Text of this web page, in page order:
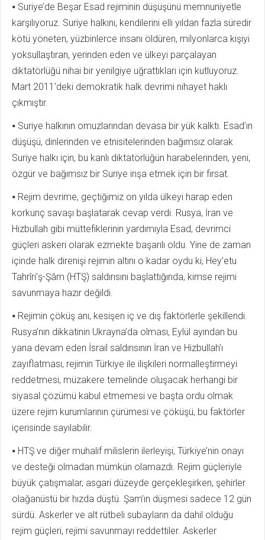
⦁ Suriye’de Beşar Esad rejiminin düşüşünü memnuniyetle
karşılıyoruz. Suriye halkını, kendilerini elli yıldan fazla süredir
kötü yöneten, yüzbinlerce insanı öldüren, milyonlarca kişiyi
yoksullaştıran, yerinden eden ve ülkeyi parçalayan
diktatörlüğü nihai bir yenilgiye uğrattıkları için kutluyoruz.
Mart 2011’deki demokratik halk devrimi nihayet haklı
çıkmıştır.
⦁ Suriye halkının omuzlarından devasa bir yük kalktı. Esad’ın
düşüşü, dinlerinden ve etnisitelerinden bağımsız olarak
Suriye halkı için, bu kanlı diktatörlüğün harabelerinden, yeni,
özgür ve bağımsız bir Suriye inşa etmek için bir fırsat.
⦁ Rejim devrime, geçtiğimiz on yılda ülkeyi harap eden
korkunç savaşı başlatarak cevap verdi. Rusya, İran ve
Hizbullah gibi müttefiklerinin yardımıyla Esad, devrimci
güçleri askeri olarak ezmekte başarılı oldu. Yine de zaman
içinde halk direnişi rejimin altını o kadar oydu ki, Hey'etu
Tahrîri'ş-Şâm (HTŞ) saldırısını başlattığında, kimse rejimi
savunmaya hazır değildi.
⦁ Rejimin çöküş anı, kesişen iç ve dış faktörlerle şekillendi.
Rusya’nın dikkatinin Ukrayna’da olması, Eylül ayından bu
yana devam eden İsrail saldırısının İran ve Hizbullah’ı
zayıflatması, rejimin Türkiye ile ilişkileri normalleştirmeyi
reddetmesi, müzakere temelinde oluşacak herhangi bir
siyasal çözümü kabul etmemesi ve başta ordu olmak
üzere rejim kurumlarının çürümesi ve çöküşü, bu faktörler
içerisinde sayılabilir.
⦁ HTŞ ve diğer muhalif milislerin ilerleyişi, Türkiye’nin onayı
ve desteği olmadan mümkün olamazdı. Rejim güçleriyle
büyük çatışmalar, asgari düzeyde gerçekleşirken, şehirler
olağanüstü bir hızda düştü. Şam’ın düşmesi sadece 12 gün
sürdü. Askerler ve alt rütbeli subayların da dahil olduğu
rejim güçleri, rejimi savunmayı reddettiler. Askerler